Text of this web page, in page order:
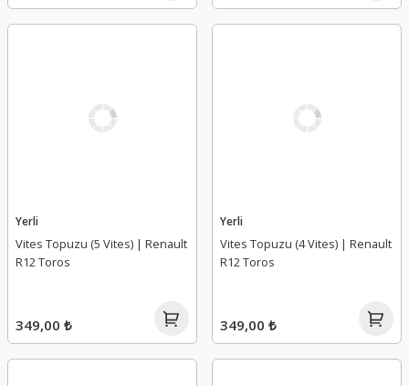
Yerli
Vites Topuzu (5 Vites) | Renault
R12 Toros
349,00 ₺
Yerli
Vites Topuzu (4 Vites) | Renault
R12 Toros
349,00 ₺